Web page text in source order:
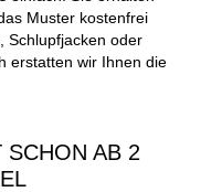
Muster kostenfrei
Schlupfjacken oder
erstatten wir Ihnen die
SCHON AB 2